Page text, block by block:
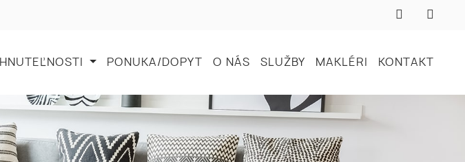
PONUKA/DOPYT O NÁS SLUŽBY MAKLÉRI KONTAKT